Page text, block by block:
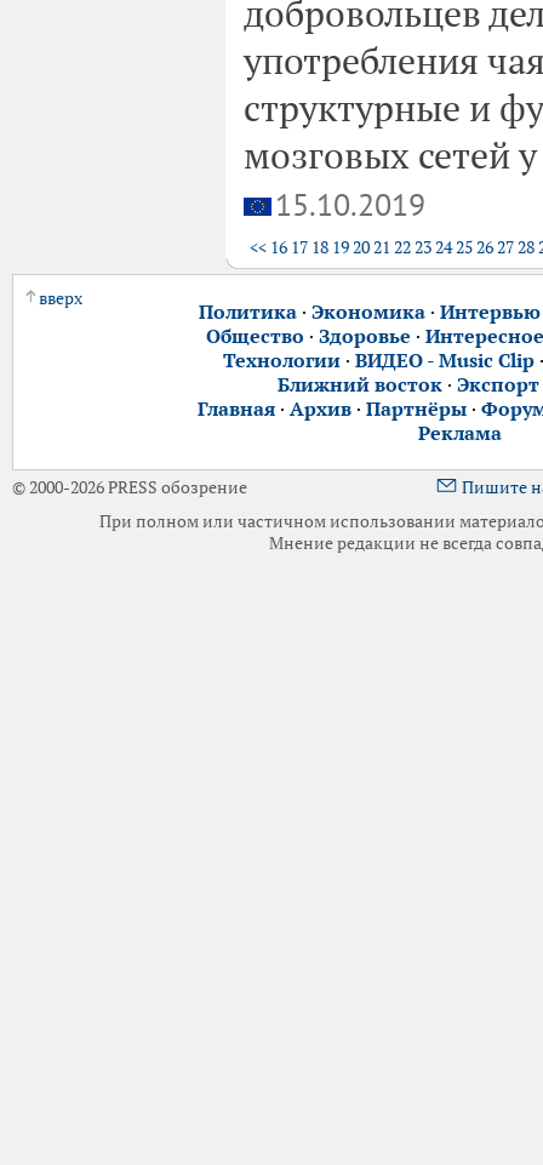
добровольцев
употребления
структурные и
мозговых сетей
15.10.2019
<< 16 17 18 192021 22232425262728
вверх
Политика· Экономика· Интервью
Общество · Здоровье · Интересное
Технологии· ВИДЕО - Music Clip
Ближний восток ·
Главная· Архив· Партнёры·
Реклама
© 2000-2026 PRESS обозрение
Пишите
При полном или частичном использовании
Мнение редакции не всегда